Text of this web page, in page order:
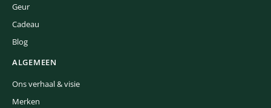
Geur
Cadeau
Blog
ALGEMEEN
Ons verhaal & visie
Merken